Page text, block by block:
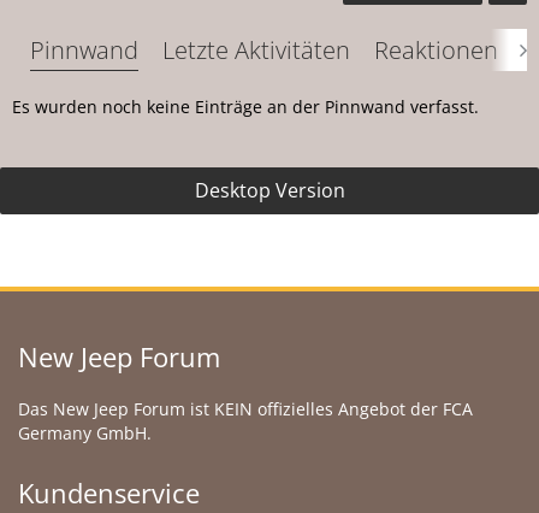
Pinnwand Letzte Aktivitäten Reaktionen
Es wurden noch keine Einträge an der Pinnwand verfasst.
Desktop Version
New Jeep Forum
Das New Jeep Forum ist KEIN offizielles Angebot der FCA
Germany GmbH.
Kundenservice